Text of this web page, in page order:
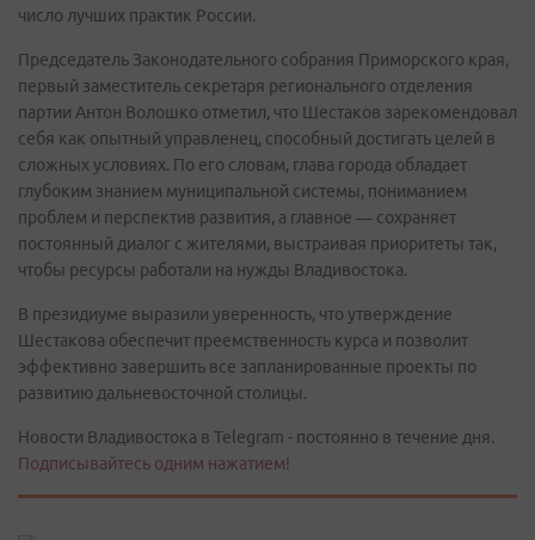
число лучших практик России.
Председатель Законодательного собрания Приморского края,
первый заместитель секретаря регионального отделения
партии Антон Волошко отметил, что Шестаков зарекомендовал
себя как опытный управленец, способный достигать целей в
сложных условиях. По его словам, глава города обладает
глубоким знанием муниципальной системы, пониманием
проблем и перспектив развития, а главное — сохраняет
постоянный диалог с жителями, выстраивая приоритеты так,
чтобы ресурсы работали на нужды Владивостока.
В президиуме выразили уверенность, что утверждение
Шестакова обеспечит преемственность курса и позволит
эффективно завершить все запланированные проекты по
развитию дальневосточной столицы.
Новости Владивостока в Telegram - постоянно в течение дня.
Подписывайтесь одним нажатием!